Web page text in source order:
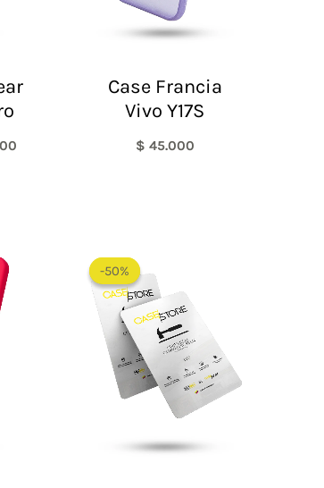
Case Francia
Vivo Y17S
$ 45.000
-50%
-50%
era:
$ 60.000.